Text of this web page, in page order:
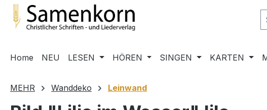
Hauptinhalt springen
Zur Suche springen
Zur Hauptnavigation springen
Home NEU LESEN HÖREN SINGEN KARTEN
MEHR Wanddeko Leinwand